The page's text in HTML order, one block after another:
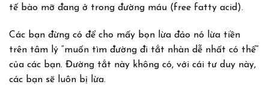
tế bào mỡ đang ở trong đường máu (free fatty acid).
Các bạn đừng có để cho mấy bọn lừa đảo nó lừa tiền
trên tâm lý “muốn tìm đường đi tắt nhàn dễ nhất có thể”
của các bạn. Đường tắt này không có, với cái tư duy này,
các bạn sẽ luôn bị lừa.